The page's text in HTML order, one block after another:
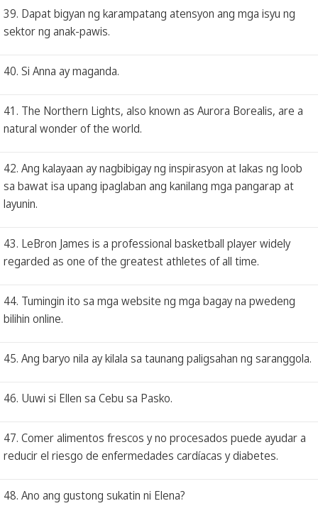
39. Dapat bigyan ng karampatang atensyon ang mga isyu ng
sektor ng anak-pawis.
40. Si Anna ay maganda.
41. The Northern Lights, also known as Aurora Borealis, are a
natural wonder of the world.
42. Ang kalayaan ay nagbibigay ng inspirasyon at lakas ng loob
sa bawat isa upang ipaglaban ang kanilang mga pangarap at
layunin.
43. LeBron James is a professional basketball player widely
regarded as one of the greatest athletes of all time.
44. Tumingin ito sa mga website ng mga bagay na pwedeng
bilihin online.
45. Ang baryo nila ay kilala sa taunang paligsahan ng saranggola.
46. Uuwi si Ellen sa Cebu sa Pasko.
47. Comer alimentos frescos y no procesados puede ayudar a
reducir el riesgo de enfermedades cardíacas y diabetes.
48. Ano ang gustong sukatin ni Elena?